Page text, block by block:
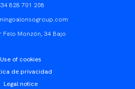
828 701 208
Felo Monzón, 34 Bajo
Use of cookies
de privacidad
Legal notice